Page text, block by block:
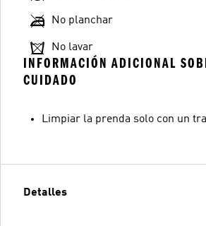
No planchar
No lavar
INFORMACIÓN ADICIONAL
CUIDADO
Limpiar la prenda solo con un
Detalles